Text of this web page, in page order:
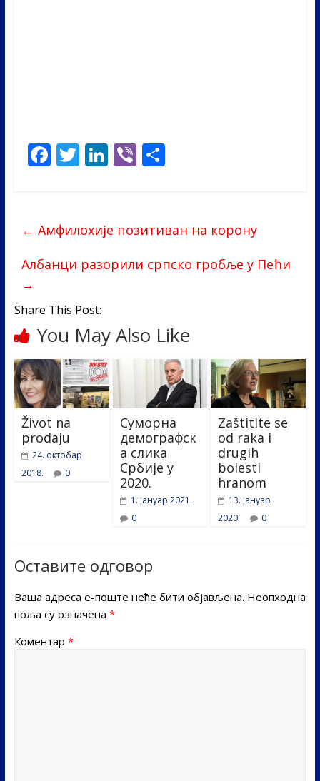
F
ac
b
o
o
T
w
er
Li
n
e
dI
n
Vi
b
S
e
← Амфилохије позитиван на корону
Албанци разорили српско гробље у Пећи
→
Share This Post:
You May Also Like
Život na
prodaju
24. октобар
2018.
0
Суморна
демографск
а слика
Србије у
2020.
1. јануар 2021.
0
Zaštitite se
od raka i
drugih
bolesti
hranom
13. јануар
2020.
0
Оставите одговор
Ваша адреса е-поште неће бити објављена. Неопходна
поља су означена *
Коментар *